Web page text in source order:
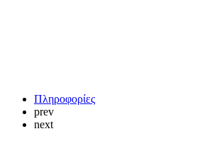
Πληροφορίες
prev
next